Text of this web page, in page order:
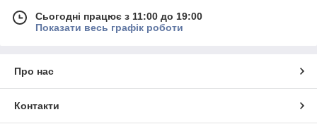
Сьогодні працює з 11:00 до 19:00
Показати весь графік роботи
Про нас
Контакти